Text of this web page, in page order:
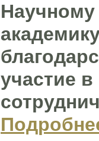
участие